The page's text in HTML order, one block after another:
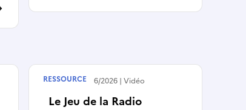
Le Jeu de la Radio
Publié le12/06/2026 Vidéo
RESSOURCE